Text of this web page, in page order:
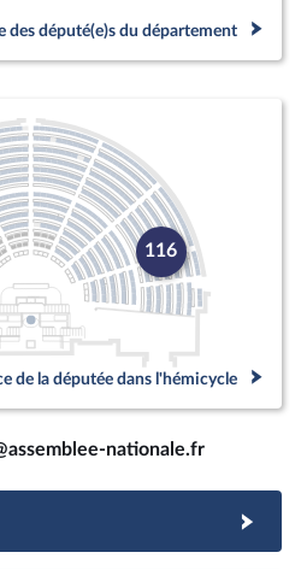
des député(e)s du département
116
de la députée dans l'hémicycle
nationale.fr